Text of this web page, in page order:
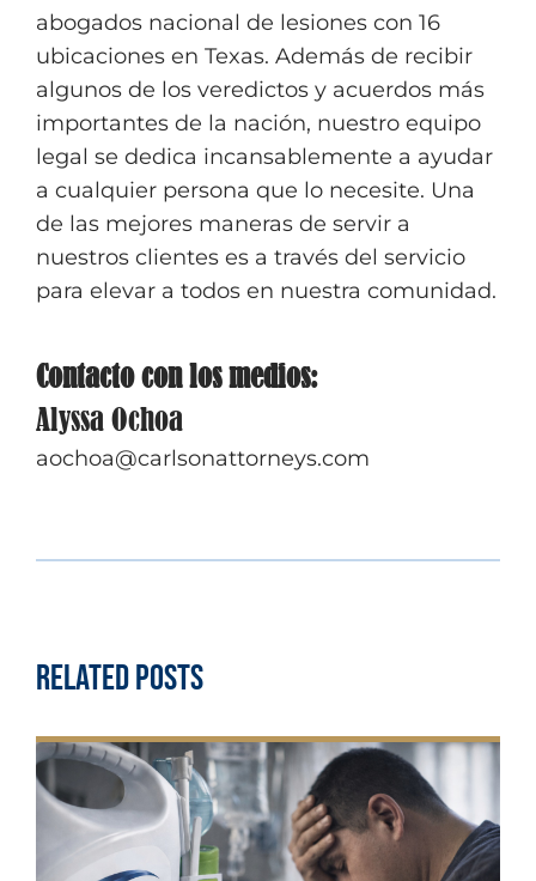
abogados nacional de lesiones con 16
ubicaciones en Texas. Además de recibir
algunos de los veredictos y acuerdos más
importantes de la nación, nuestro equipo
legal se dedica incansablemente a ayudar
a cualquier persona que lo necesite. Una
de las mejores maneras de servir a
nuestros clientes es a través del servicio
para elevar a todos en nuestra comunidad.
Contacto con los medios:
Alyssa Ochoa
aochoa@carlsonattorneys.com
Related Posts